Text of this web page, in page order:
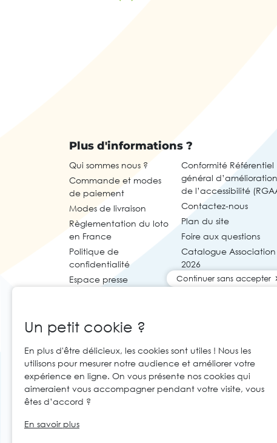
Plus d'informations ?
Qui sommes nous ?
Commande et modes
de paiement
Modes de livraison
Règlementation du loto
en France
Politique de
confidentialité
Espace presse
Conformité Référentiel
général d’amélioration
de l’accessibilité
Contactez-nous
Plan du site
Foire aux questions
Catalogue Association
2026
Continuer sans accepter
Un petit cookie ?
En plus d'être délicieux, les cookies sont utiles ! Nous les
utilisons pour mesurer notre audience et améliorer votre
expérience en ligne. On vous présente nos cookies qui
aimeraient vous accompagner pendant votre visite, vous
êtes d’accord ?
En savoir plus